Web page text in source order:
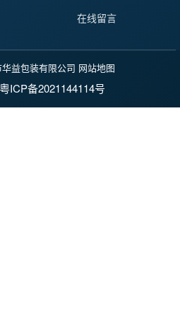
在线留言
益包装有限公司 网站地图
粤ICP备2021144114号